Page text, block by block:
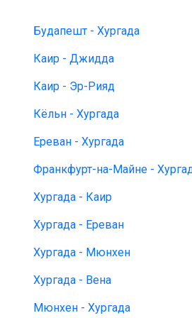
Будапешт - Хургада
Каир - Джидда
Каир - Эр-Рияд
Кёльн - Хургада
Ереван - Хургада
Франкфурт-на-Майне -
Хургада - Каир
Хургада - Ереван
Хургада - Мюнхен
Хургада - Вена
Мюнхен - Хургада